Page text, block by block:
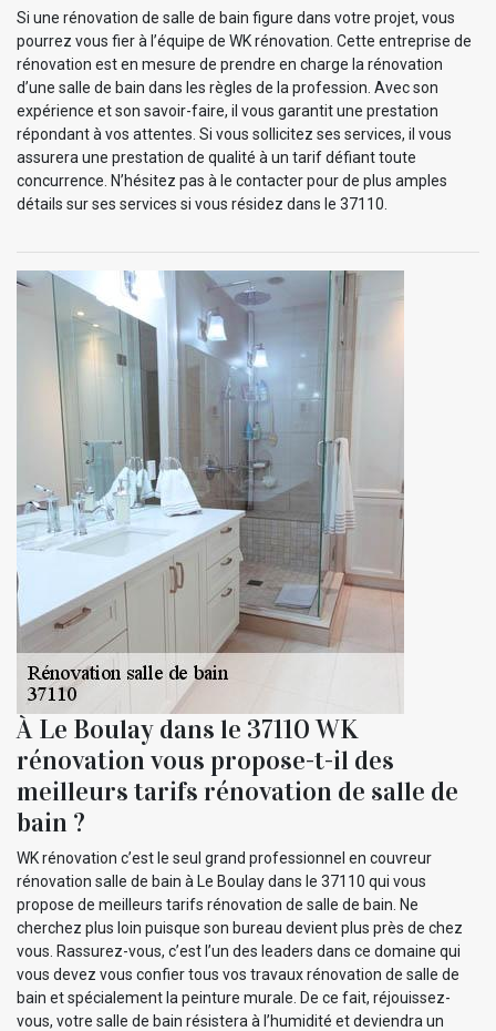
Si une rénovation de salle de bain figure dans votre projet, vous
pourrez vous fier à l’équipe de WK rénovation. Cette entreprise de
rénovation est en mesure de prendre en charge la rénovation
d’une salle de bain dans les règles de la profession. Avec son
expérience et son savoir-faire, il vous garantit une prestation
répondant à vos attentes. Si vous sollicitez ses services, il vous
assurera une prestation de qualité à un tarif défiant toute
concurrence. N’hésitez pas à le contacter pour de plus amples
détails sur ses services si vous résidez dans le 37110.
À Le Boulay dans le 37110 WK
rénovation vous propose-t-il des
meilleurs tarifs rénovation de salle de
bain ?
WK rénovation c’est le seul grand professionnel en couvreur
rénovation salle de bain à Le Boulay dans le 37110 qui vous
propose de meilleurs tarifs rénovation de salle de bain. Ne
cherchez plus loin puisque son bureau devient plus près de chez
vous. Rassurez-vous, c’est l’un des leaders dans ce domaine qui
vous devez vous confier tous vos travaux rénovation de salle de
bain et spécialement la peinture murale. De ce fait, réjouissez-
vous, votre salle de bain résistera à l’humidité et deviendra un